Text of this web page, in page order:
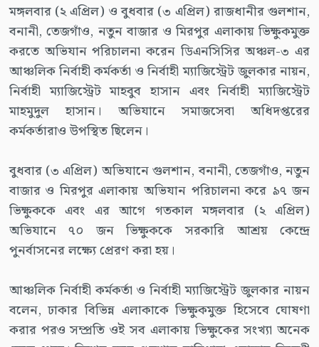
মঙ্গলবার (২ এপ্রিল) ও বুধবার (৩ এপ্রিল) রাজধানীর গুলশান,
বনানী, তেজগাঁও, নতুন বাজার ও মিরপুর এলাকায় ভিক্ষুকমুক্ত
করতে অভিযান পরিচালনা করেন ডিএনসিসির অঞ্চল-৩ এর
আঞ্চলিক নির্বাহী কর্মকর্তা ও নির্বাহী ম্যাজিস্ট্রেট জুলকার নায়ন,
নির্বাহী ম্যাজিস্ট্রেট মাহবুব হাসান এবং নির্বাহী ম্যাজিস্ট্রেট
মাহমুদুল হাসান। অভিযানে সমাজসেবা অধিদপ্তরের
কর্মকর্তারাও উপস্থিত ছিলেন।
বুধবার (৩ এপ্রিল) অভিযানে গুলশান, বনানী, তেজগাঁও, নতুন
বাজার ও মিরপুর এলাকায় অভিযান পরিচালনা করে ৯৭ জন
ভিক্ষুককে এবং এর আগে গতকাল মঙ্গলবার (২ এপ্রিল)
অভিযানে ৭০ জন ভিক্ষুককে সরকারি আশ্রয় কেন্দ্রে
পুনর্বাসনের লক্ষ্যে প্রেরণ করা হয়।
আঞ্চলিক নির্বাহী কর্মকর্তা ও নির্বাহী ম্যাজিস্ট্রেট জুলকার নায়ন
বলেন, ঢাকার বিভিন্ন এলাকাকে ভিক্ষুকমুক্ত হিসেবে ঘোষণা
করার পরও সম্প্রতি ওই সব এলাকায় ভিক্ষুকের সংখ্যা অনেক